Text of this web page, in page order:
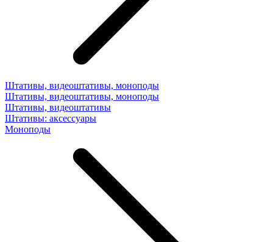
Штативы, видеоштативы, моноподы
Штативы, видеоштативы, моноподы
Штативы, видеоштативы
Штативы: аксессуары
Моноподы